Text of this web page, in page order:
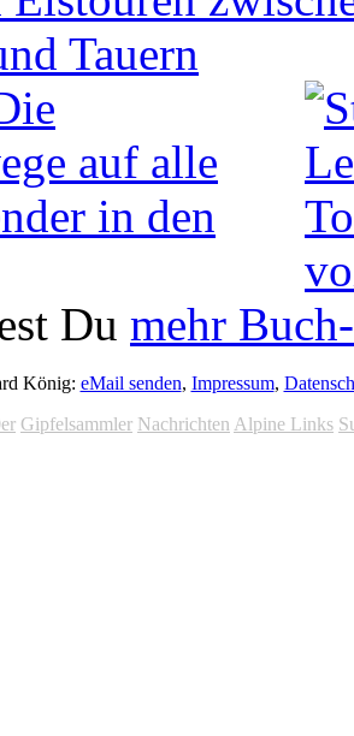
Du mehr
König: eMail senden, Impressum,
Gipfelsammler Nachrichten Alpine Links